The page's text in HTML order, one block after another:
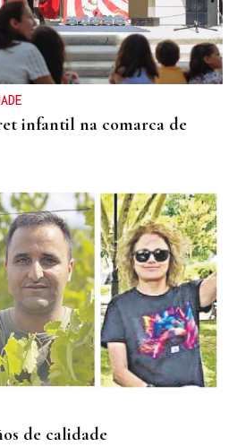
infantil na comarca de
de calidade